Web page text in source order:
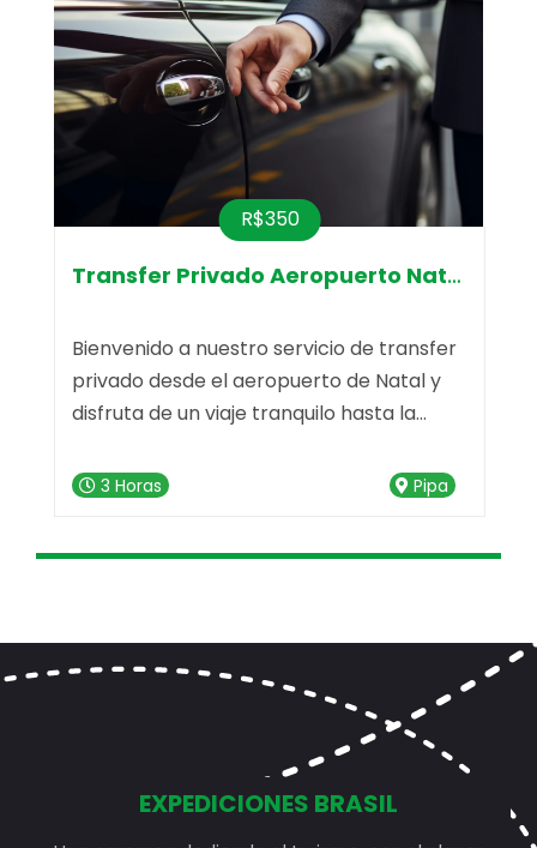
R$350
Transfer Privado Aeropuerto Natal-
Bienvenido a nuestro servicio de transfer
privado desde el aeropuerto de Natal y
disfruta de un viaje tranquilo hasta la
servicio de transfer está listo para hacer
3 Horas Pipa
EXPEDICIONES BRASIL